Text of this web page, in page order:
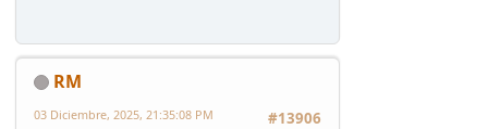
RM
#13906
03 Diciembre, 2025, 21:35:08 PM